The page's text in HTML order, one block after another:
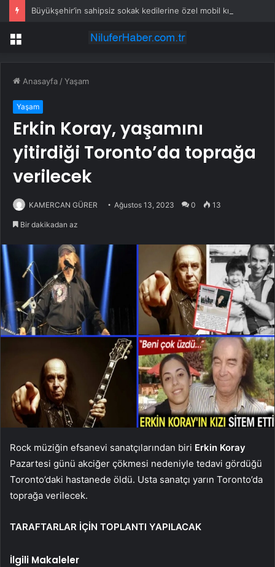
Menü
Anasayfa /Yaşam
Yaşam
Erkin Koray, yaşamını
yitirdiği Toronto’da toprağa
verilecek
KAMERCAN GÜRER Ağustos 13, 2023 0 13
Bir dakikadan az
Rock müziğin efsanevi sanatçılarından biri Erkin Koray
Pazartesi günü akciğer çökmesi nedeniyle tedavi gördüğü
Toronto’daki hastanede öldü. Usta sanatçı yarın Toronto’da
toprağa verilecek.
TARAFTARLAR İÇİN TOPLANTI YAPILACAK
İlgili Makaleler